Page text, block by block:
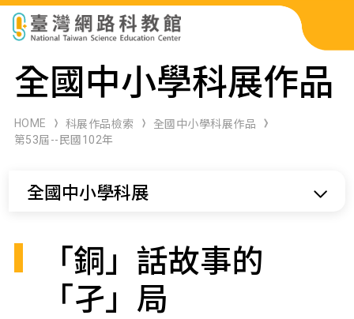
科展作品檢索
科學研習月刊
全國中小學科展作品
HOME 科展作品檢索
全國中小學科展作品
第53屆--民國102年
全國中小學科展
「銅」話故事的
「孑」局